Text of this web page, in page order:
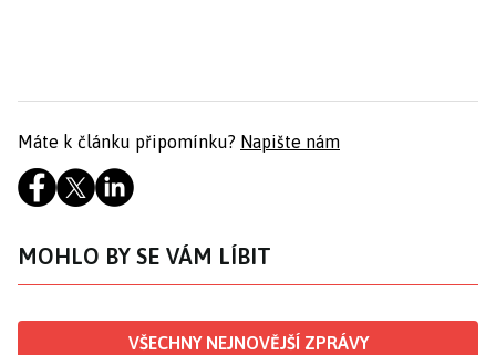
Máte k článku připomínku? Napište nám
MOHLO BY SE VÁM LÍBIT
VŠECHNY NEJNOVĚJŠÍ ZPRÁVY